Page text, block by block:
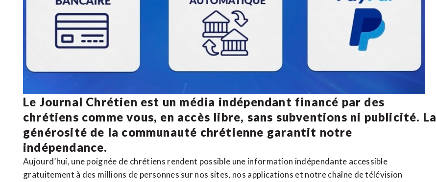
Le Journal Chrétien est un média indépendant financé par des
chrétiens comme vous, en accès libre, sans subventions ni publicité. La
générosité de la communauté chrétienne garantit notre
indépendance.
Aujourd’hui, une poignée de chrétiens rendent possible une information indépendante accessible
gratuitement à des millions de personnes sur nos sites, nos applications et notrechaîne de télévision